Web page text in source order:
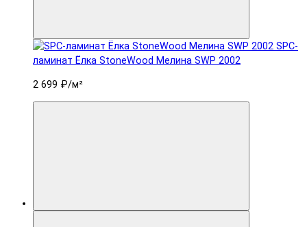
SPC-
ламинат Ëлка StoneWood Мелина SWP 2002
2 699 ₽/м²